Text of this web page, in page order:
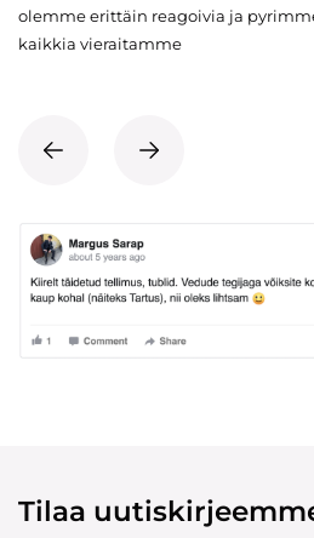
olemme erittäin reagoivia ja
kaikkia vieraitamme
Tilaa